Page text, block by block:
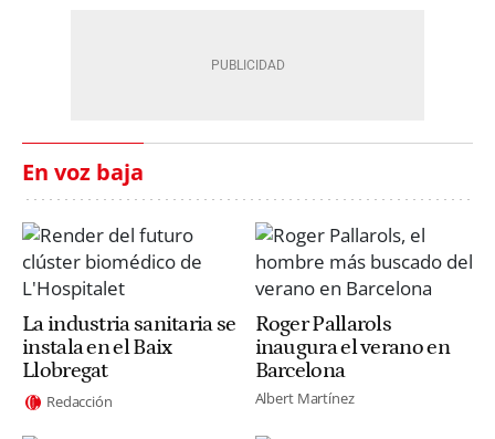
En voz baja
La industria sanitaria se
instala en el Baix
Llobregat
Redacción
Roger Pallarols
inaugura el verano en
Barcelona
Albert Martínez